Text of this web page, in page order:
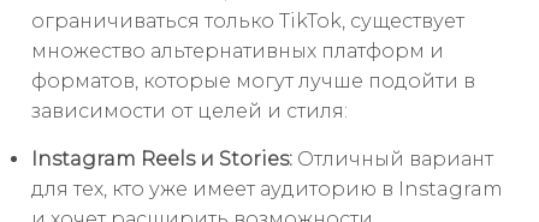
ограничиваться только TikTok, существует
множество альтернативных платформ и
форматов, которые могут лучше подойти в
зависимости от целей и стиля:
Instagram Reels и Stories: Отличный вариант
для тех, кто уже имеет аудиторию в Instagram